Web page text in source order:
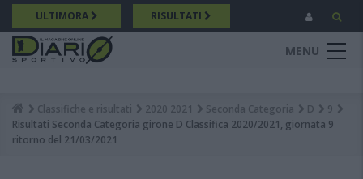
Salta
al
contenuto
principale
ULTIMORA RISULTATI
MENU
Breadcrumb
Classifiche e risultati 2020 2021 Seconda Categoria D
9
Risultati Seconda Categoria girone D Classifica 2020/2021, giornata 9
ritorno del 21/03/2021